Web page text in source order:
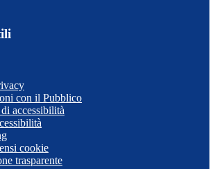
con il Pubblico
accessibilità
cookie
trasparente